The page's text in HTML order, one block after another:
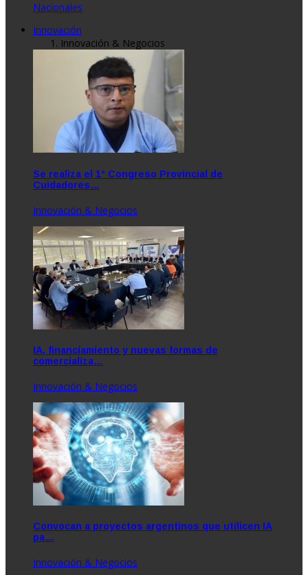
Nacionales
Innovación
Innovación & Negocios
Se realiza el 1° Congreso Provincial de
Cuidadores…
Innovación & Negocios
IA, financiamiento y nuevas formas de
comercializa…
Innovación & Negocios
Convocan a proyectos argentinos que utilicen IA
pa…
Innovación & Negocios